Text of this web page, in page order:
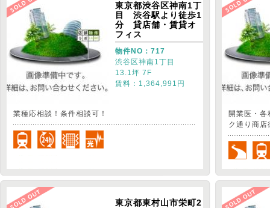
東京都渋谷区神南1丁
目 渋谷駅より徒歩1
分 貸店舗・賃貸オ
フィス
物件NO：717
渋谷区神南1丁目
13.1坪 7F
賃料：1,364,991円
業種応相談！条件相談可！
開業医・
ク通り商店
東京都東村山市栄町2